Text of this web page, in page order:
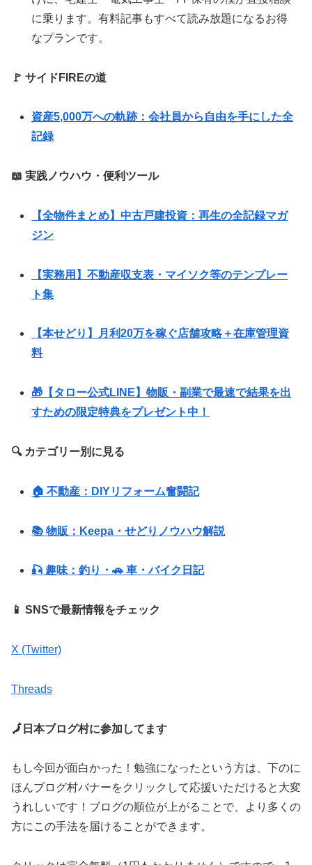
に乗ります。有料記事もすべて読み放題になるお得
なプランです。
🚩 サイドFIREの道
資産5,000万への軌跡：会社員から自由を手にした全
記録
📖 実践ノウハウ・便利ツール
【全物件まとめ】中古戸建投資：再生の全記録マガ
ジン
【実務用】不動産収支表・マイソク等のテンプレー
ト集
【本せどり】月利20万を稼ぐ店舗攻略＋在庫管理資
料
🎁【タロー公式LINE】物販・副業で最速で結果を出
すための限定特典をプレゼント中！
🔍 カテゴリー別に見る
🏠 不動産：DIYリフォーム奮闘記
📚 物販：Keepa・せどりノウハウ解説
🎣 趣味：釣り・🚗 車・バイク日記
📱 SNSで最新情報をチェック
X (Twitter)
Threads
🗾日本ブログ村に参加してます
もし今回が面白かった！勉強になったという方は、下のに
ほんブログ村バナーをクリックして応援いただけると大変
うれしいです！ブログの順位が上がることで、より多くの
方にこの手法を届けることができます。